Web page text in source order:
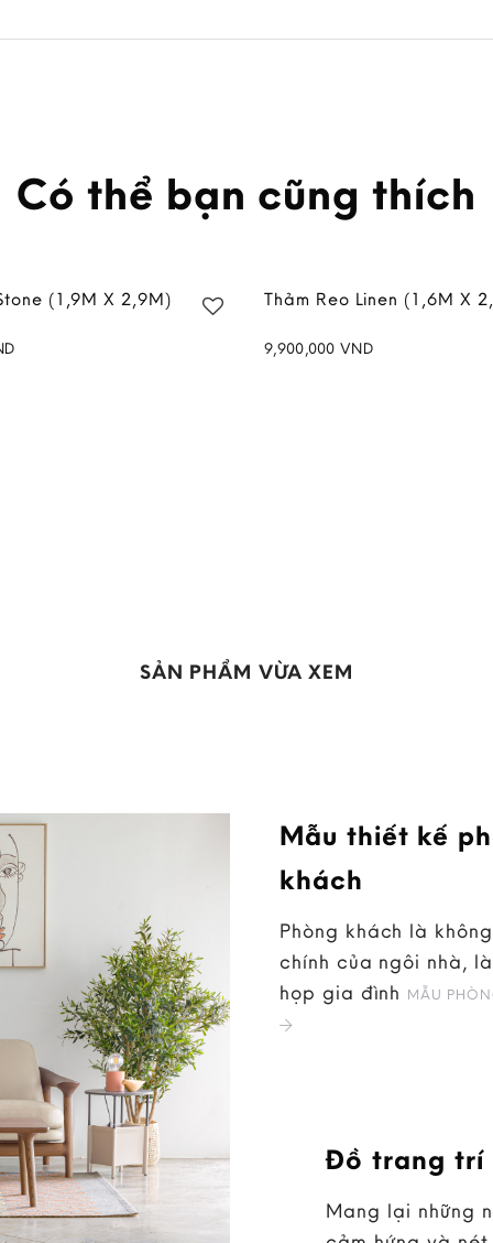
Có thể bạn cũng thích
(1,9M X 2,9M) Thảm Reo Linen (1,6M X
9,900,000 VND
SẢN PHẨM VỪA XEM
Mẫu thiết kế
khách
Phòng khách là
chính của ngôi nhà,
họp gia đình MẪU
Đồ trang trí
Mang lại những